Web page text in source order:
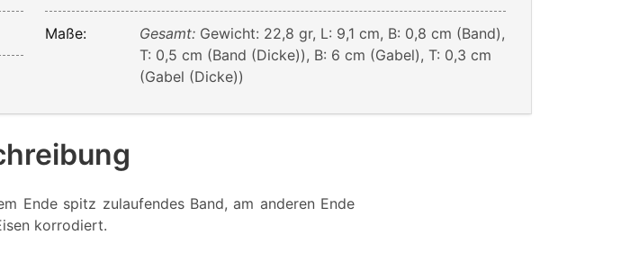
Maße: Gesamt: Gewicht: 22,8 gr, L: 9,1 cm, B: 0,8 cm (Band),
T: 0,5 cm (Band (Dicke)), B: 6 cm (Gabel), T: 0,3 cm
(Gabel (Dicke))
Ende spitz zulaufendes Band, am anderen Ende
korrodiert.